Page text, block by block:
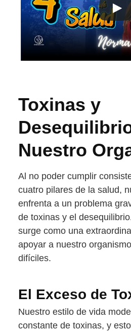
Toxinas y
Nuestro
Al no poder cumplir
cuatro pilares de la salud,
enfrenta a un problema
de toxinas y el
surge como una
apoyar a nuestro
difíciles.
El Exceso de
Nuestro estilo de vida
constante de toxinas, y